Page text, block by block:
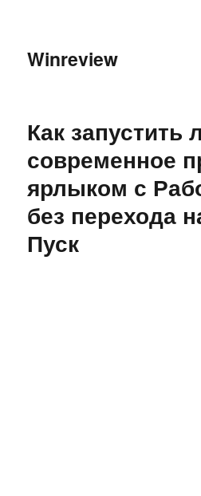
Winreview
Как запустить
современное
ярлыком с
без перехода
Пуск